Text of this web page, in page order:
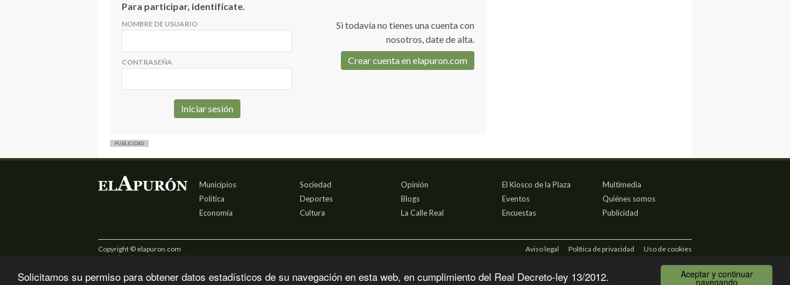
Aceptar y continuar
navegando
Solicitamos su permiso para obtener datos estadísticos de su navegación en esta web, en cumplimiento del Real Decreto-ley 13/2012.
Para participar, identifícate.
NOMBRE DE USUARIO
CONTRASEÑA
Si todavía no tienes una cuenta con
nosotros, date de alta.
Crear cuenta en elapuron.com
PUBLICIDAD
Municipios
Política
Economía
Sociedad
Deportes
Cultura
Opinión
Blogs
La Calle Real
El Kiosco de la Plaza
Eventos
Encuestas
Multimedia
Quiénes somos
Publicidad
Copyright © elapuron.com
Todos los derechos reservados
Aviso legal Política de privacidad Uso de cookies